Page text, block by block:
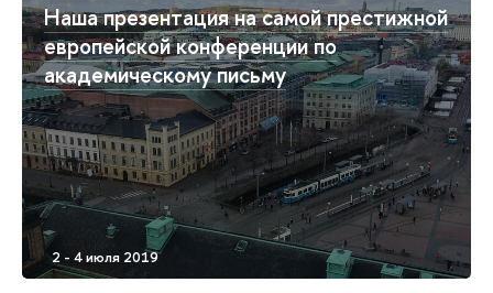
Наша презентация на самой престижной
европейской конференции по
академическому письму